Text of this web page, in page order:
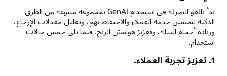
بدأ بائعو التجزئة في استخدام GenAI بمجموعة متنوعة من الطرق
الذكية لتحسين خدمة العملاء والاحتفاظ بهم، وتقليل معدلات الإرجاع،
وزيادة أحجام السلة، وتعزيز هوامش الربح. فيما يلي خمس حالات
استخدام.
1. تعزيز تجربة العملاء.